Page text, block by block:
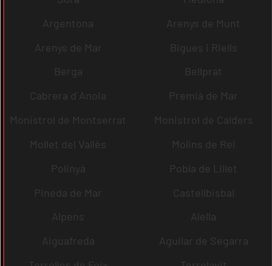
Argentona
Arenys de Munt
Arenys de Mar
Bigues i Riells
Berga
Bellprat
Cabrera d´Anoia
Premià de Mar
Monistrol de Montserrat
Monistrol de Calders
Mollet del Vallès
Molins de Rei
Polinyà
Pobla de Lillet
Pineda de Mar
Castellbisbal
Alpens
Alella
Aiguafreda
Aguilar de Segarra